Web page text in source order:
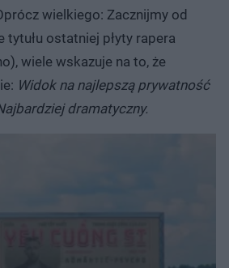
wielkiego: Zacznijmy od
tytułu ostatniej płyty rapera
wiele wskazuje na to, że
Widok na najlepszą prywatność
dramatyczny.